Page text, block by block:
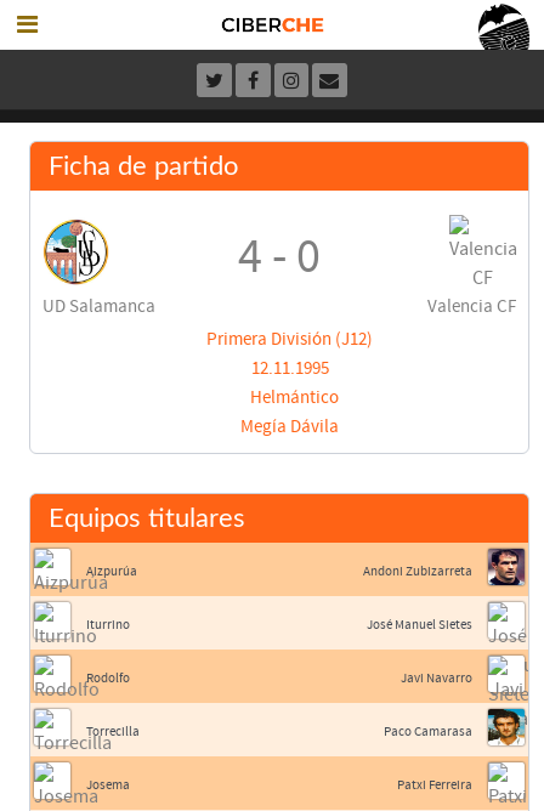
Ficha de partido
UD Salamanca
4 - 0
Valencia CF
Primera División (J12)
12.11.1995
Helmántico
Megía Dávila
Equipos titulares
Aizpurúa
Iturrino
Rodolfo
Torrecilla
Josema
Andoni Zubizarreta
José Manuel Sietes
Javi Navarro
Paco Camarasa
Patxi Ferreira